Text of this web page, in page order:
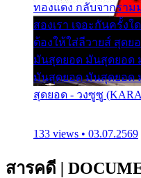
ทองแดง กลับจากราม
สองเรา เจอะกันครั้งใ
ต้องให้ใส่ลีวายส์ สุด
มันสุดยอด มันสุดยอด
มันสุดยอด มันสุดยอด
สุดยอด - วงซูซู
133 views • 03.07.2569
สารคดี |